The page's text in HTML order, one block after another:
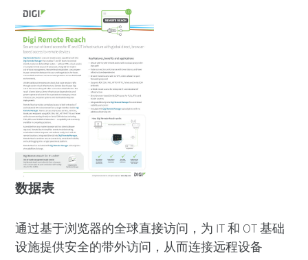
通过基于浏览器的全球直接访问，为 IT 和 OT 基础
设施提供安全的带外访问，从而连接远程设备
数据表